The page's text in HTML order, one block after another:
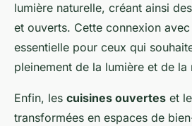
lumière naturelle, créant ainsi
et ouverts. Cette connexion
essentielle pour ceux qui
pleinement de la lumière et de la
Enfin, les cuisines ouvertes et
transformées en espaces de